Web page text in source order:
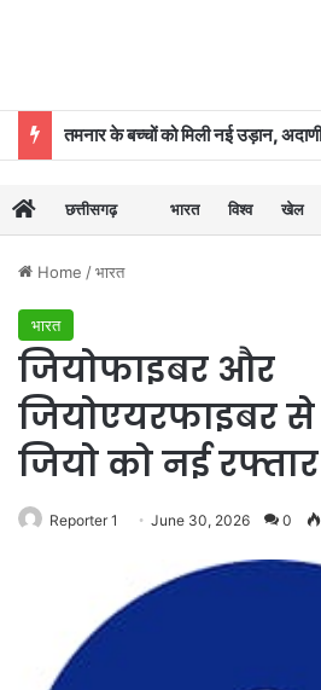
छत्तीसगढ़ भारत विश्व खेल
Home /भारत
भारत
जियोफाइबर और
जियोएयरफाइबर से
जियो को नई रफ्तार
Reporter 1 June 30, 2026 0